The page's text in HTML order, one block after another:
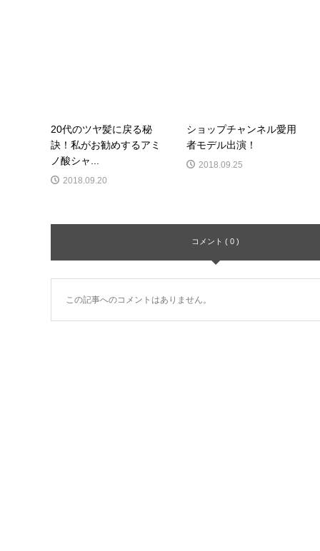
20代のツヤ髪に戻る秘
訣！私がお勧めするアミ
ノ酸シャ...
2018.09.20
ショップチャンネル愛用
者モデル出演！
2018.09.25
コメント ( 0 )
この記事へのコメントはありません。